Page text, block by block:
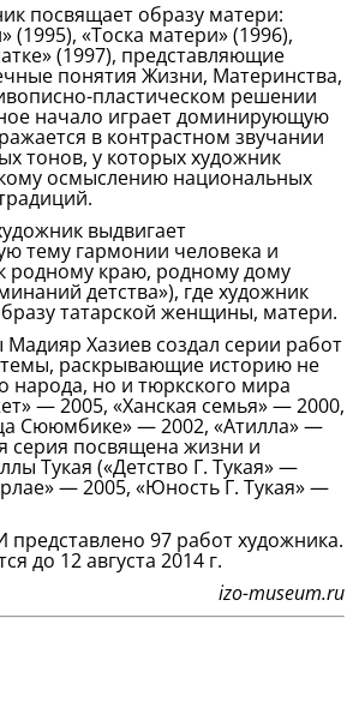
посвящает образу матери:
(1995), «Тоска матери» (1996),
(1997), представляющие
понятия Жизни, Материнства,
пластическом решении
начало играет доминирующую
в контрастном звучании
тонов, у которых художник
осмыслению национальных
выдвигает
тему гармонии человека и
родному краю, родному дому
детства»), где художник
татарской женщины, матери.
Мадияр Хазиев создал серии работ
темы, раскрывающие историю не
народа, но и тюркского мира
— 2005, «Ханская семья» — 2000,
Сююмбике» — 2002, «Атилла» —
серия посвящена жизни и
Тукая («Детство Г. Тукая» —
— 2005, «Юность Г. Тукая» —
представлено 97 работ художника.
до 12 августа 2014 г.
izo-museum.ru